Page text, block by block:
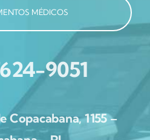
MÉDICOS
9051
Copacabana, 1155 –